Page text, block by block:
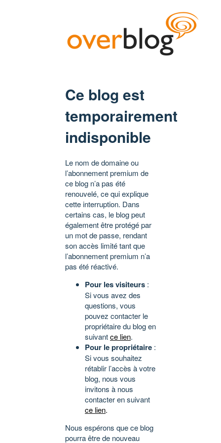
Ce blog est
temporairement
indisponible
Le nom de domaine ou
l’abonnement premium de
ce blog n’a pas été
renouvelé, ce qui explique
cette interruption. Dans
certains cas, le blog peut
également être protégé par
un mot de passe, rendant
son accès limité tant que
l’abonnement premium n’a
pas été réactivé.
Pour les visiteurs :
Si vous avez des
questions, vous
pouvez contacter le
propriétaire du blog en
suivantce lien.
Pour le propriétaire :
Si vous souhaitez
rétablir l’accès à votre
blog, nous vous
invitons à nous
contacter en suivant
ce lien.
Nous espérons que ce blog
pourra être de nouveau